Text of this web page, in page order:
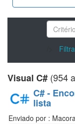
Visual C# (954
C# -
lista
Enviado por :